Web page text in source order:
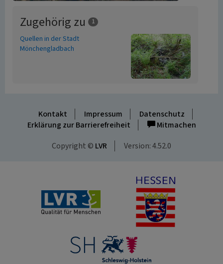
Zugehörig zu 1
Quellen in der Stadt
Mönchengladbach
Kontakt Impressum
Datenschutz
Erklärung zur Barrierefreiheit
Mitmachen
Copyright © LVR Version: 4.52.0